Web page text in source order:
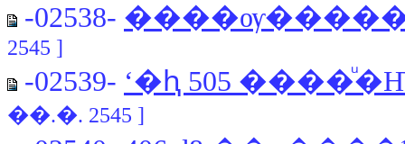
-02538-
2545 ]
-02539- ʻ�ԧ 505
��.�. 2545 ]